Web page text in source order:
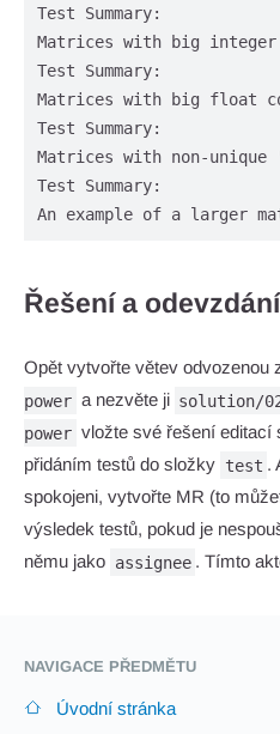
Test Summary:
Matrices with big
Test Summary:
Matrices with big
Test Summary:
Matrices with non-
Test Summary:
An example of a
Řešení a odevzdání
Opět vytvořte větev odvozenou
power a nezvěte ji solution/
power vložte své řešení editací
přidáním testů do složky test .
spokojeni, vytvořte MR (to
výsledek testů, pokud je
němu jako assignee . Tímto
NAVIGACE PŘEDMĚTU
Úvodní stránka